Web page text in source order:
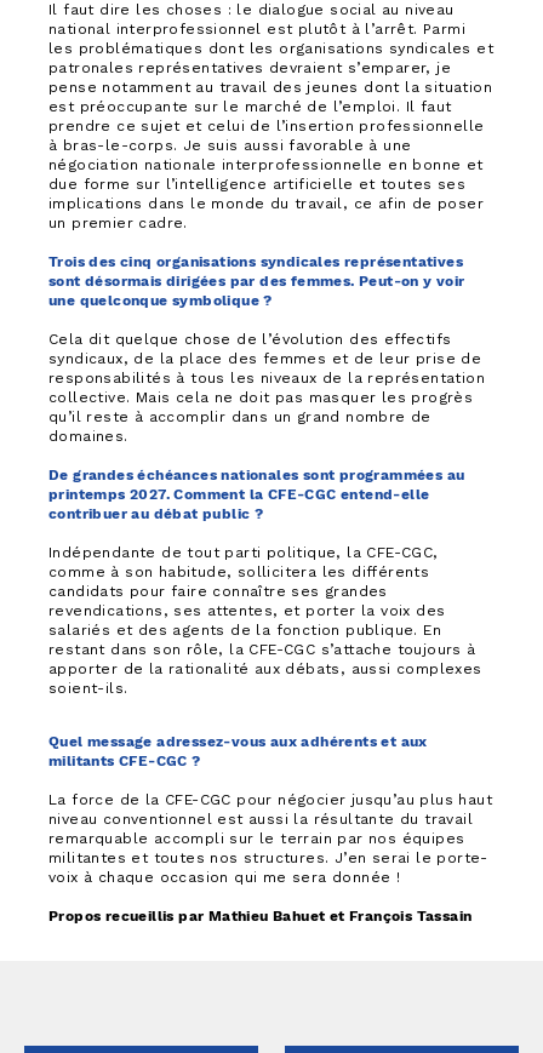
Il faut dire les choses : le dialogue social au niveau
national interprofessionnel est plutôt à l’arrêt. Parmi
les problématiques dont les organisations syndicales et
patronales représentatives devraient s’emparer, je
pense notamment au travail des jeunes dont la situation
est préoccupante sur le marché de l’emploi. Il faut
prendre ce sujet et celui de l’insertion professionnelle
à bras-le-corps. Je suis aussi favorable à une
négociation nationale interprofessionnelle en bonne et
due forme sur l’intelligence artificielle et toutes ses
implications dans le monde du travail, ce afin de poser
un premier cadre.
Trois des cinq organisations syndicales représentatives
sont désormais dirigées par des femmes. Peut-on y voir
une quelconque symbolique ?
Cela dit quelque chose de l’évolution des effectifs
syndicaux, de la place des femmes et de leur prise de
responsabilités à tous les niveaux de la représentation
collective. Mais cela ne doit pas masquer les progrès
qu’il reste à accomplir dans un grand nombre de
domaines.
De grandes échéances nationales sont programmées au
printemps 2027. Comment la CFE-CGC entend-elle
contribuer au débat public ?
Indépendante de tout parti politique, la CFE-CGC,
comme à son habitude, sollicitera les différents
candidats pour faire connaître ses grandes
revendications, ses attentes, et porter la voix des
salariés et des agents de la fonction publique. En
restant dans son rôle, la CFE-CGC s’attache toujours à
apporter de la rationalité aux débats, aussi complexes
soient-ils.
Quel message adressez-vous aux adhérents et aux
militants CFE-CGC ?
La force de la CFE-CGC pour négocier jusqu’au plus haut
niveau conventionnel est aussi la résultante du travail
remarquable accompli sur le terrain par nos équipes
militantes et toutes nos structures. J’en serai le porte-
voix à chaque occasion qui me sera donnée !
Propos recueillis par Mathieu Bahuet et François Tassain